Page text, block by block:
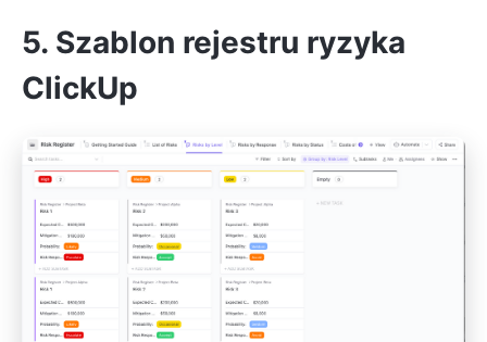
5. Szablon rejestru ryzyka
ClickUp